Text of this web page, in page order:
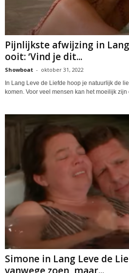
Pijnlijkste afwijzing in
ooit: ‘Vind je dit...
Showboat - oktober 31, 2022
In Lang Leve de Liefde hoop je natuurlijk de
komen. Voor veel mensen kan het moeilijk zijn
Simone in Lang Leve de